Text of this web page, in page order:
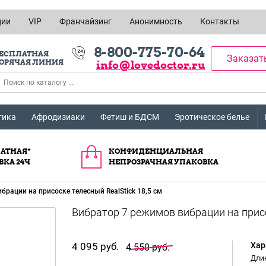
VIP Франчайзинг Анонимность Контакты
ЛИНИЯ
8-800-775-70-64
info@lovedoctor.ru
Афродизиаки Фетиш и БДСМ Эротическое белье
24Ч
КОНФИДЕНЦИАЛЬНАЯ
НЕПРОЗРАЧНАЯ УПАКОВКА
на присоске телесный RealStick 18,5 см
4 095 руб. 4 550 руб.